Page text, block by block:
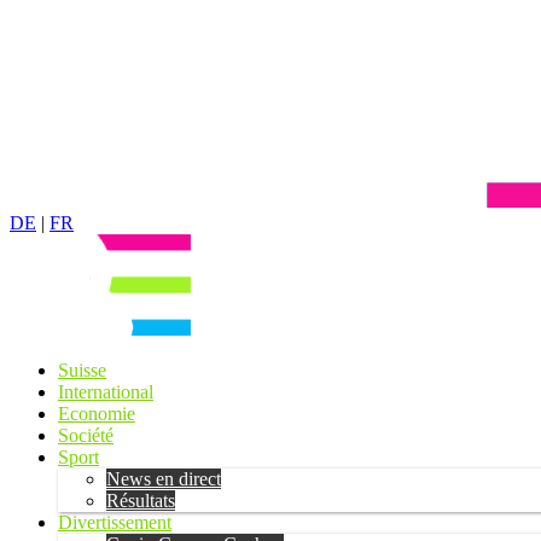
DE | FR
Suisse
International
Economie
Société
Sport
News en direct
Résultats
Divertissement